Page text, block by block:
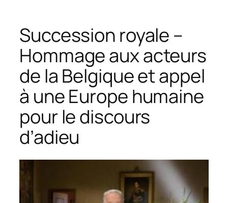
Succession royale –
Hommage aux acteurs
de la Belgique et appel
à une Europe humaine
pour le discours
d’adieu